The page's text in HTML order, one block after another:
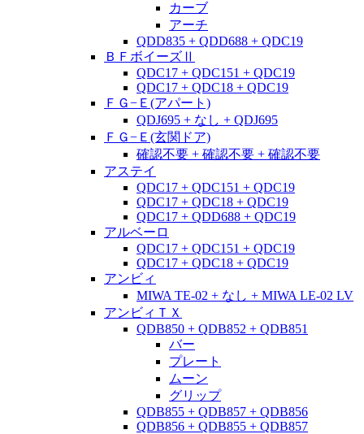
カーブ
アーチ
QDD835 + QDD688 + QDC19
ＢＦボイーズⅡ
QDC17 + QDC151 + QDC19
QDC17 + QDC18 + QDC19
ＦＧ−Ｅ(アパート)
QDJ695 + なし + QDJ695
ＦＧ−Ｅ(玄関ドア)
確認不要 + 確認不要 + 確認不要
アステイ
QDC17 + QDC151 + QDC19
QDC17 + QDC18 + QDC19
QDC17 + QDD688 + QDC19
アルベーロ
QDC17 + QDC151 + QDC19
QDC17 + QDC18 + QDC19
アンビィ
MIWA TE-02 + なし + MIWA LE-02 LV
アンビィＴＸ
QDB850 + QDB852 + QDB851
バー
プレート
ムーン
グリップ
QDB855 + QDB857 + QDB856
QDB856 + QDB855 + QDB857